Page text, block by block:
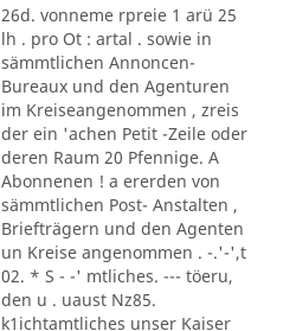
26d. vonneme rpreie 1 arü 25
lh . pro Ot : artal . sowie in
sämmtlichen Annoncen-
Bureaux und den Agenturen
im Kreiseangenommen , zreis
der ein 'achen Petit -Zeile oder
deren Raum 20 Pfennige. A
Abonnenen ! a ererden von
sämmtlichen Post- Anstalten ,
Briefträgern und den Agenten
un Kreise angenommen . -.'-',t
02. * S - -' mtliches. --- töeru,
den u . uaust Nz85.
k1ichtamtliches unser Kaiser